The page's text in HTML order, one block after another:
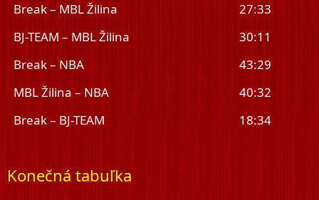
Break – MBL Žilina
27:33
BJ-TEAM – MBL Žilina
30:11
Break – NBA
43:29
MBL Žilina – NBA
40:32
Break – BJ-TEAM
18:34
Konečná tabuľka